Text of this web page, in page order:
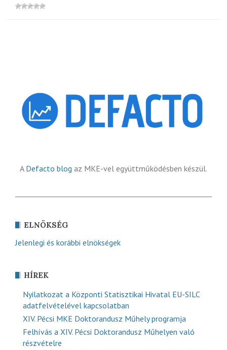
A Defacto blog az MKE-vel együttműködésben készül.
ELNÖKSÉG
Jelenlegi és korábbi elnökségek
HÍREK
Nyilatkozat a Központi Statisztikai Hivatal EU-SILC
adatfelvételével kapcsolatban
XIV. Pécsi MKE Doktorandusz Műhely programja
Felhívás a XIV. Pécsi Doktorandusz Műhelyen való
részvételre